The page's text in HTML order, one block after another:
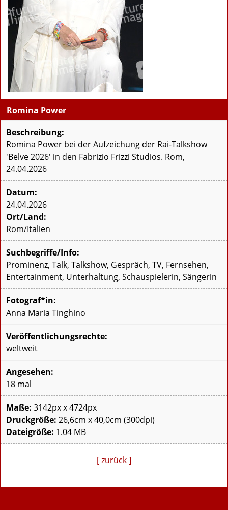
Romina Power
Beschreibung:
Romina Power bei der Aufzeichung der Rai-Talkshow
'Belve 2026' in den Fabrizio Frizzi Studios. Rom,
24.04.2026
Datum:
24.04.2026
Ort/Land:
Rom/Italien
Suchbegriffe/Info:
Prominenz, Talk, Talkshow, Gespräch, TV, Fernsehen,
Entertainment, Unterhaltung, Schauspielerin, Sängerin
Fotograf*in:
Anna Maria Tinghino
Veröffentlichungsrechte:
weltweit
Angesehen:
18 mal
Maße: 3142px x 4724px
Druckgröße: 26,6cm x 40,0cm (300dpi)
Dateigröße: 1.04 MB
[ zurück ]